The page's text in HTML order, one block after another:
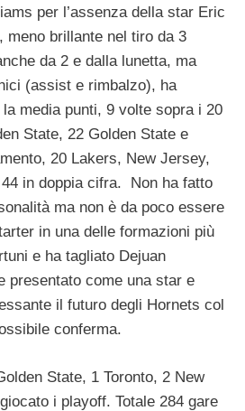
per l’assenza della star Eric
meno brillante nel tiro da 3
da 2 e dalla lunetta, ma
(assist e rimbalzo), ha
media punti, 9 volte sopra i 20
State, 22 Golden State e
20 Lakers, New Jersey,
in doppia cifra. Non ha fatto
ma non è da poco essere
in una delle formazioni più
e ha tagliato Dejuan
presentato come una star e
il futuro degli Hornets col
conferma.
State, 1 Toronto, 2 New
i playoff. Totale 284 gare